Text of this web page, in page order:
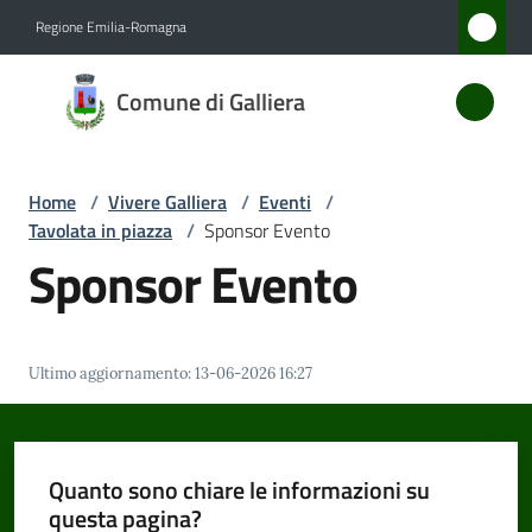
Regione Emilia-Romagna
Comune di Galliera
Comune
di
Novità
Servizi
Vivere
Galliera
Menu selezionato
Home / Vivere Galliera / Eventi /
Tavolata in piazza / Sponsor Evento
Sponsor Evento
Ultimo aggiornamento:13-06-2026 16:27
Quanto sono chiare le informazioni su
questa pagina?